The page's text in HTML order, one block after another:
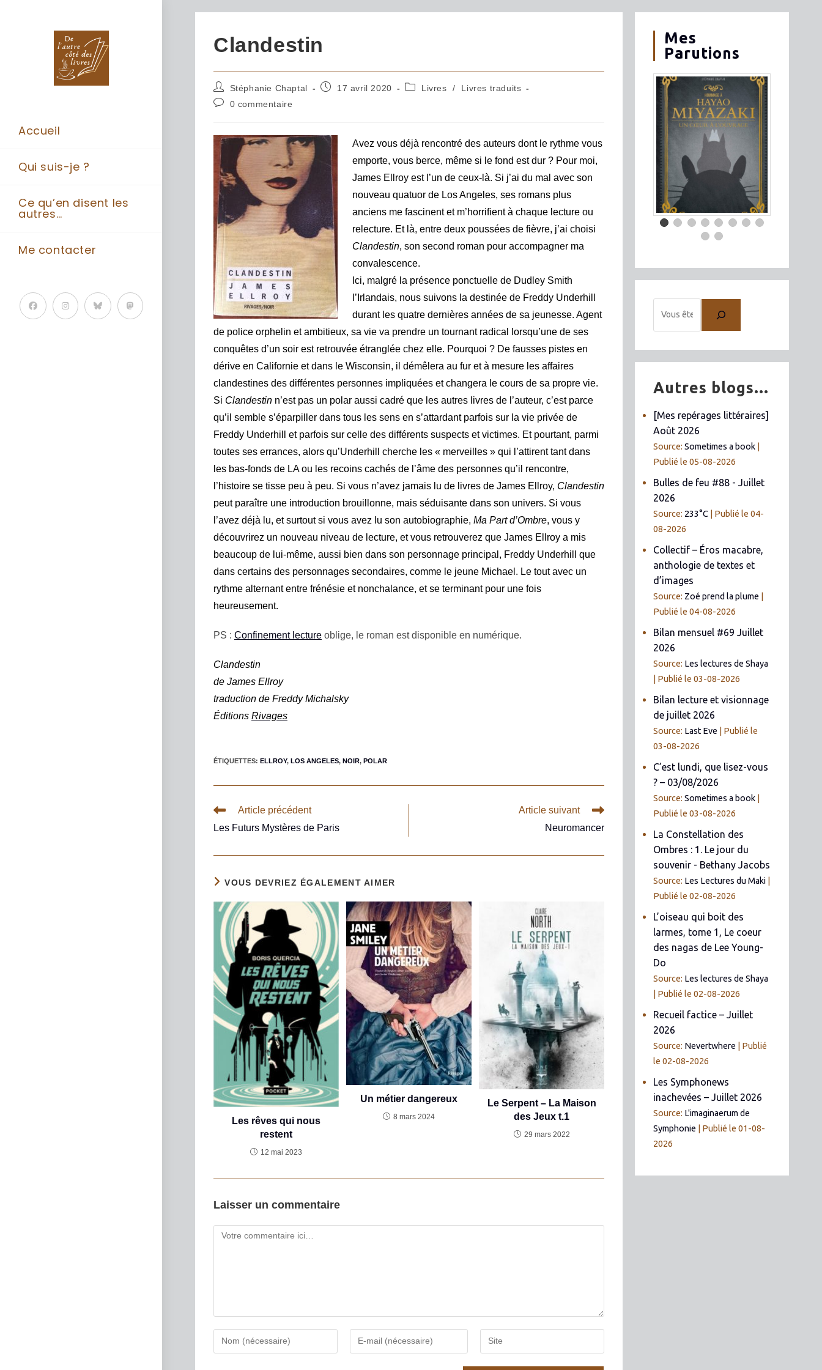
Accueil
Qui suis-je ?
Ce qu’en disent les
autres…
Me contacter
Clandestin
Stéphanie Chaptal 17 avril 2020 Livres /
Livres traduits
0 commentaire
Avez vous déjà rencontré des auteurs dont le rythme vous
emporte, vous berce, même si le fond est dur ? Pour moi,
James Ellroy est l’un de ceux-là. Si j’ai du mal avec son
nouveau quatuor de Los Angeles, ses romans plus
anciens me fascinent et m’horrifient à chaque lecture ou
relecture. Et là, entre deux poussées de fièvre, j’ai choisi
Clandestin, son second roman pour accompagner ma
convalescence.
Ici, malgré la présence ponctuelle de Dudley Smith
l’Irlandais, nous suivons la destinée de Freddy Underhill
durant les quatre dernières années de sa jeunesse. Agent
de police orphelin et ambitieux, sa vie va prendre un tournant radical lorsqu’une de ses
conquêtes d’un soir est retrouvée étranglée chez elle. Pourquoi ? De fausses pistes en
dérive en Californie et dans le Wisconsin, il démêlera au fur et à mesure les affaires
clandestines des différentes personnes impliquées et changera le cours de sa propre vie.
Si Clandestinn’est pas un polar aussi cadré que les autres livres de l’auteur, c’est parce
qu’il semble s’éparpiller dans tous les sens en s’attardant parfois sur la vie privée de
Freddy Underhill et parfois sur celle des différents suspects et victimes. Et pourtant, parmi
toutes ses errances, alors qu’Underhill cherche les « merveilles » qui l’attirent tant dans
les bas-fonds de LA ou les recoins cachés de l’âme des personnes qu’il rencontre,
l’histoire se tisse peu à peu. Si vous n’avez jamais lu de livres de James Ellroy, Clandestin
peut paraître une introduction brouillonne, mais séduisante dans son univers. Si vous
l’avez déjà lu, et surtout si vous avez lu son autobiographie, Ma Part d’Ombre, vous y
découvrirez un nouveau niveau de lecture, et vous retrouverez que James Ellroy a mis
beaucoup de lui-même, aussi bien dans son personnage principal, Freddy Underhill que
dans certains des personnages secondaires, comme le jeune Michael. Le tout avec un
rythme alternant entre frénésie et nonchalance, et se terminant pour une fois
heureusement.
PS : Confinement lectureoblige, le roman est disponible en numérique.
Clandestin
de James Ellroy
traduction de Freddy Michalsky
Éditions Rivages
ÉTIQUETTES: ELLROY, LOS ANGELES, NOIR, POLAR
Article précédent
Les Futurs Mystères de Paris
Article suivant
Neuromancer
VOUS DEVRIEZ ÉGALEMENT AIMER
Les rêves qui nous
restent
12 mai 2023
Un métier dangereux
8 mars 2024
Le Serpent – La Maison
des Jeux t.1
29 mars 2022
Laisser un commentaire
Mes
Parutions
Autres blogs...
[Mes repérages littéraires]
Août 2026
Source:Sometimes a book
Publié le 05-08-2026
Bulles de feu #88 - Juillet
2026
Source: 233°C
Publié le 04-
08-2026
Collectif – Éros macabre,
anthologie de textes et
d’images
Source: Zoé prend la plume
Publié le 04-08-2026
Bilan mensuel #69 Juillet
2026
Source: Les lectures de Shaya
Publié le 03-08-2026
Bilan lecture et visionnage
de juillet 2026
Source: Last Eve
Publié le
03-08-2026
C’est lundi, que lisez-vous
? – 03/08/2026
Source:Sometimes a book
Publié le 03-08-2026
La Constellation des
Ombres : 1. Le jour du
souvenir - Bethany Jacobs
Source: Les Lectures du Maki
Publié le 02-08-2026
L’oiseau qui boit des
larmes, tome 1, Le coeur
des nagas de Lee Young-
Do
Source: Les lectures de Shaya
Publié le 02-08-2026
Recueil factice – Juillet
2026
Source: Nevertwhere
Publié
le 02-08-2026
Les Symphonews
inachevées – Juillet 2026
Source: L'imaginaerum de
Symphonie
Publié le 01-08-
2026